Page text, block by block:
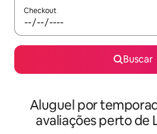
Checkout
Buscar
Aluguel por
avaliações perto de